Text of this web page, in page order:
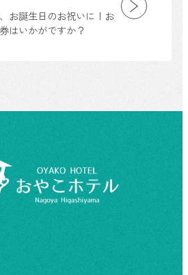
お誕生日のお祝いに！お
はいかがですか？